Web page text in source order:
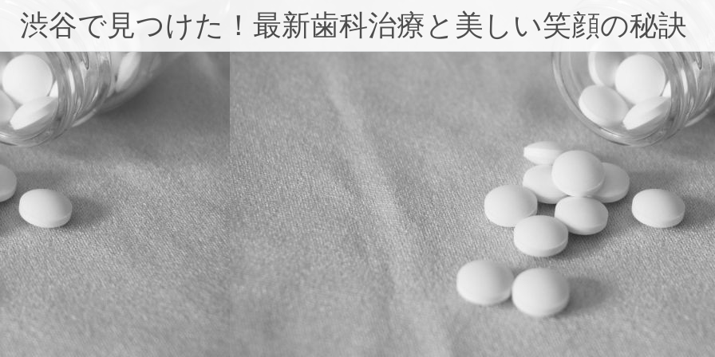
テ
ン
ツ
へ
ス
キ
ッ
渋谷で見つけた！最新歯科治療と美しい笑顔の秘訣